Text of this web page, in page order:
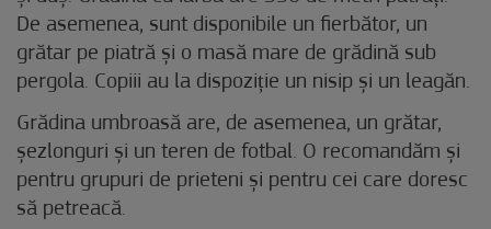
De asemenea, sunt disponibile un fierbător, un
grătar pe piatră și o masă mare de grădină sub
pergola. Copiii au la dispoziție un nisip și un leagăn.
Grădina umbroasă are, de asemenea, un grătar,
șezlonguri și un teren de fotbal. O recomandăm și
pentru grupuri de prieteni și pentru cei care doresc
să petreacă.